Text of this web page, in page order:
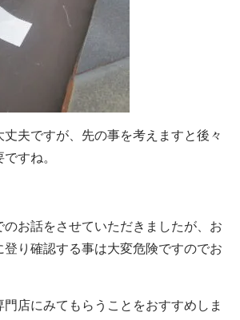
丈夫ですが、先の事を考えますと後々
すね。
お話をさせていただきましたが、お
り確認する事は大変危険ですのでお
店にみてもらうことをおすすめしま